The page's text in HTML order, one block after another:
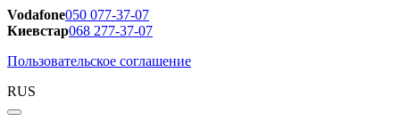
Vodafone050 077-37-07
Киевстар068 277-37-07
Пользовательское соглашение
RUS